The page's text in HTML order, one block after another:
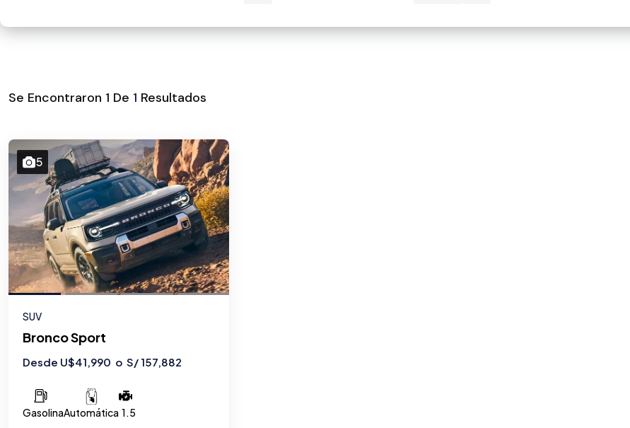
Se Encontraron 1 De 1 Resultados
5
SUV
Bronco Sport
Desde U$41,990 o S/ 157,882
GasolinaAutomática 1.5